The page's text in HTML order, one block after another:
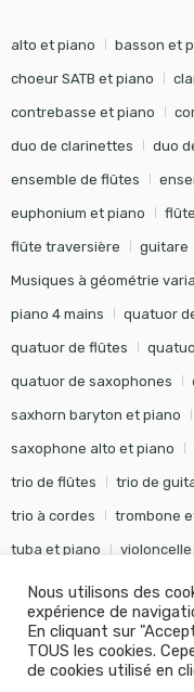
alto et piano basson et
choeur SATB et piano
contrebasse et piano
duo de clarinettes duo
ensemble de flûtes
euphonium et piano
flûte traversière guitare
Musiques à géométrie
piano 4 mains quatuor
quatuor de flûtes
quatuor de saxophones
saxhorn baryton et piano
saxophone alto et piano
trio de flûtes trio de
trio à cordes trombone
tuba et piano
© Editions Soldano -
Nous utilisons des
expérience de
En cliquant sur
TOUS les cookies.
de cookies utilisé en